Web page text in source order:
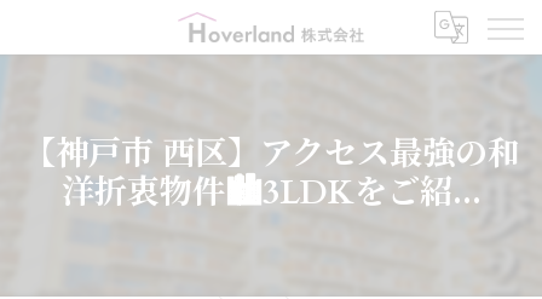
【神戸市 西区】アクセス最強の和
洋折衷物件🏙️3LDKをご紹...